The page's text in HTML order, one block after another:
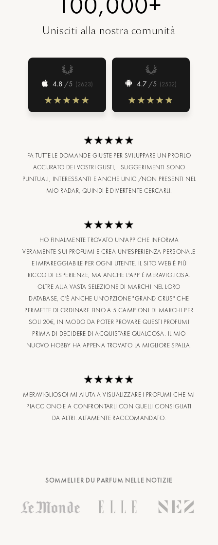
Unisciti alla nostra comunità
4.8 /5 (2623) 4.7 /5 (2532)
FA TUTTE LE DOMANDE GIUSTE PER SVILUPPARE UN PROFILO
ACCURATO DEI VOSTRI GUSTI, I SUGGERIMENTI SONO
PUNTUALI, INTERESSANTI E ANCHE UNICI/NON PRESENTI NEL
MIO RADAR, QUINDI È DIVERTENTE CERCARLI.
HO FINALMENTE TROVATO UN'APP CHE INFORMA
VERAMENTE SUI PROFUMI E CREA UN'ESPERIENZA PERSONALE
E IMPAREGGIABILE PER OGNI UTENTE. IL SITO WEB È PIÙ
RICCO DI ESPERIENZE, MA ANCHE L'APP È MERAVIGLIOSA.
OLTRE ALLA VASTA SELEZIONE DI MARCHI NEL LORO
DATABASE, C'È ANCHE UN'OPZIONE "GRAND CRUS" CHE
PERMETTE DI ORDINARE FINO A 5 CAMPIONI DI MARCHI PER
SOLI 20€, IN MODO DA POTER PROVARE QUESTI PROFUMI
PRIMA DI DECIDERE DI ACQUISTARE QUALCOSA. IL MIO
NUOVO HOBBY HA APPENA TROVATO LA MIGLIORE SPALLA.
MERAVIGLIOSO! MI AIUTA A VISUALIZZARE I PROFUMI CHE MI
PIACCIONO E A CONFRONTARLI CON QUELLI CONSIGLIATI
DA ALTRI. ALTAMENTE RACCOMANDATO.
SOMMELIER DU PARFUM NELLE NOTIZIE